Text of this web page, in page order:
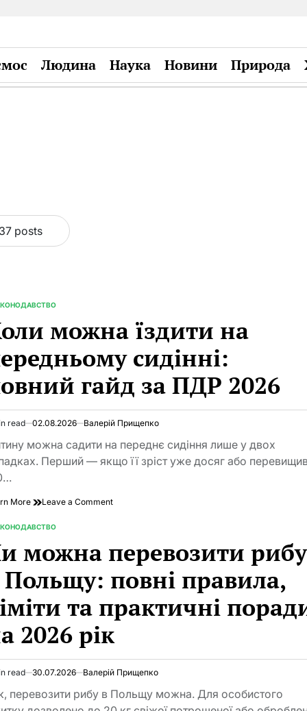
Людина Наука Новини Природа
posts
можна їздити на
сидінні:
гайд за ПДР 2026
read 02.08.2026 Валерій Прищепко
можна садити на переднє сидіння лише у двох
Перший — якщо її зріст уже досяг або
More Leave a Commenton
на
передньому
сидінні:
повний
за
можна перевозити рибу
Польщу: повні правила,
та практичні
2026 рік
read 30.07.2026 Валерій Прищепко
перевозити рибу в Польщу можна. Для особистого